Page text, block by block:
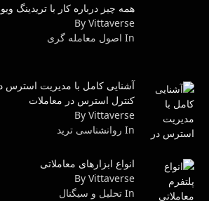
همه چیز درباره کار با تریدینگ ویو
By Vittaverse
In اصول معامله گرى
آشنایی کامل با مدیریت استرس
کنترل استرس در معاملات
By Vittaverse
In روانشناسى ترید
انواع ابزارهای معاملاتی
By Vittaverse
In تحلیل و سیگنال